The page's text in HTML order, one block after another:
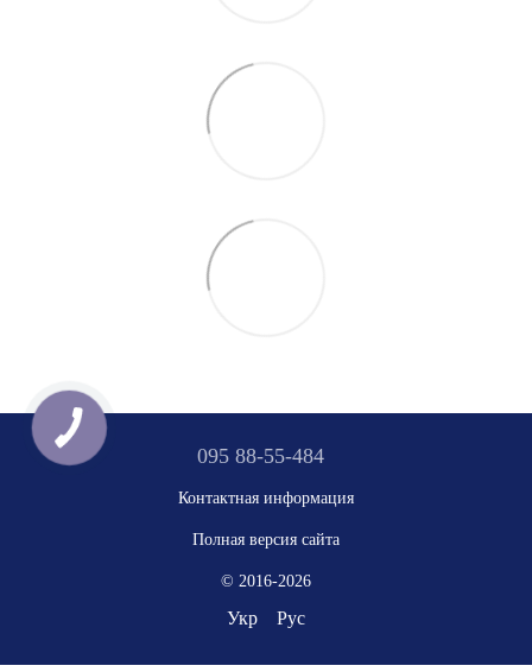
095 88-55-484
Контактная информация
Полная версия сайта
© 2016-2026
Укр Рус